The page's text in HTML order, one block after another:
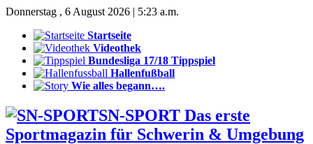
Donnerstag , 6 August 2026 | 5:23 a.m.
Startseite
Videothek
Bundesliga 17/18 Tippspiel
Hallenfußball
Wie alles begann….
SN-SPORT Das erste
Sportmagazin für Schwerin & Umgebung